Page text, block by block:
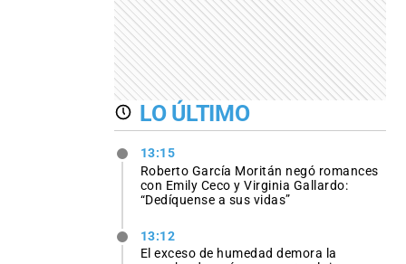
LO ÚLTIMO
13:15
Roberto García Moritán negó romances
con Emily Ceco y Virginia Gallardo:
“Dedíquense a sus vidas”
13:12
El exceso de humedad demora la